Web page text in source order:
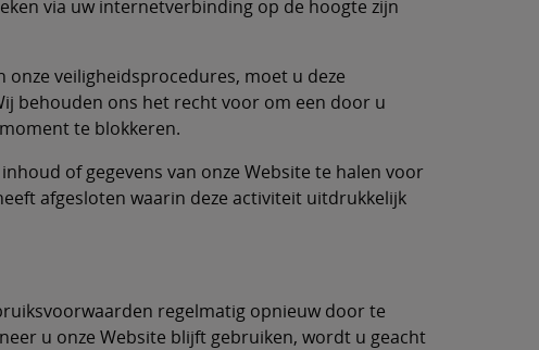
via uw internetverbinding op de hoogte zijn
veiligheidsprocedures, moet u deze
behouden ons het recht voor om een door u
te blokkeren.
of gegevens van onze Website te halen voor
afgesloten waarin deze activiteit uitdrukkelijk
regelmatig opnieuw door te
u onze Website blijft gebruiken, wordt u geacht